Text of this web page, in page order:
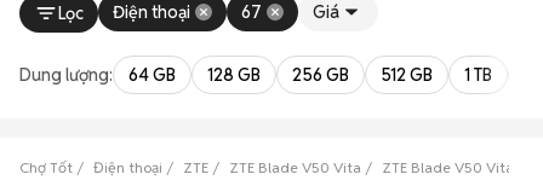
Lọc Điện thoại 67 Giá
Dung lượng: 64 GB 128 GB 256 GB 512 GB 1 TB
Chợ Tốt Điện thoại ZTE ZTE Blade V50 Vita ZTE Blade V50 Vita Gia